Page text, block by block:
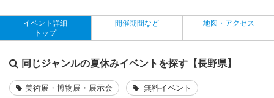
イベント詳細
トップ
開催期間など 地図・アクセス
同じジャンルの夏休みイベントを探す【長野県】
美術展・博物展・展示会 無料イベント